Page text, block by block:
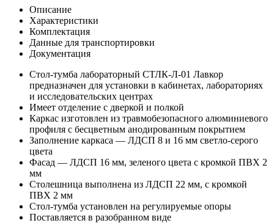
Описание
Характеристики
Комплектация
Данные для транспортировки
Документация
Стол-тумба лабораторный СТЛК-Л-01 Лавкор
предназначен для установки в кабинетах, лабораториях
и исследовательских центрах
Имеет отделение с дверкой и полкой
Каркас изготовлен из травмобезопасного алюминиевого
профиля с бесцветным анодированным покрытием
Заполнение каркаса — ЛДСП 8 и 16 мм светло-серого
цвета
Фасад — ЛДСП 16 мм, зеленого цвета с кромкой ПВХ 2
мм
Столешница выполнена из ЛДСП 22 мм, с кромкой
ПВХ 2 мм
Стол-тумба установлен на регулируемые опоры
Поставляется в разобранном виде